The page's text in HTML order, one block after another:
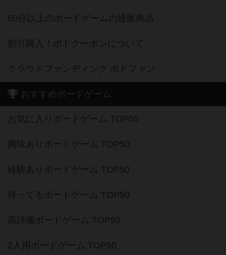
60分以上のボードゲームの通販商品
割引購入！ボドクーポンについて
クラウドファンディング ボドファン
おすすめボードゲーム
お気に入りボードゲーム TOP50
興味ありボードゲーム TOP50
経験ありボードゲーム TOP50
持ってるボードゲーム TOP50
高評価ボードゲーム TOP50
2人用ボードゲーム TOP50